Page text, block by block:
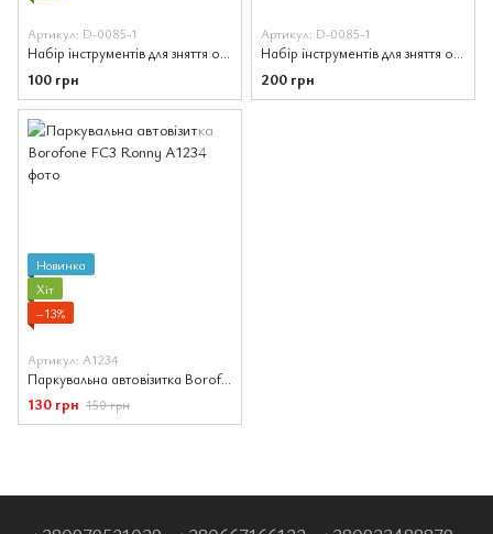
Артикул: D-0085-1
Набір інструментів для зняття обшивки автомобіля, розбирання салону авто, 4 предмети
100 грн
Артикул: D-0085-1
Набір інструментів для зняття обшивки автомобіля, розбирання салону авто, 12 предметів
200 грн
Новинка
Хіт
−13%
Артикул: A1234
Паркувальна автовізитка Borofone FC3 Ronny
130 грн 150 грн